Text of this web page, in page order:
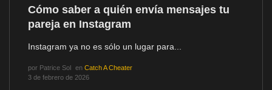
Cómo saber a quién envía mensajes tu
pareja en Instagram
Instagram ya no es sólo un lugar para...
por Patrice Sol en Catch A Cheater
3 de febrero de 2026